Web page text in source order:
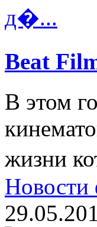
Beat
В этом
жизни
Новости